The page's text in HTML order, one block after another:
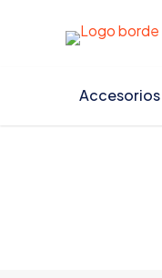
Accesorios